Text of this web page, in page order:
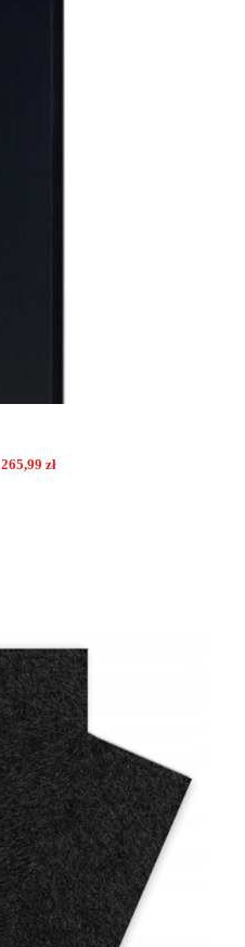
265,99 złZakres cen: od 20,99 zł do